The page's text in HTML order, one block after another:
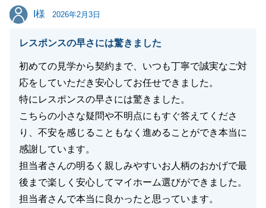
I様
I様 2026年2月3日
レスポンスの早さには驚きました
初めての見学から契約まで、いつも丁寧で誠実なご対
応をしていただき安心してお任せできました。
特にレスポンスの早さには驚きました。
こちらの小さな疑問や不明点にもすぐ答えてくださ
り、不安を感じることもなく進めることができ本当に
感謝しています。
担当者さんの明るく親しみやすいお人柄のおかげで最
後まで楽しく安心してマイホーム選びができました。
担当者さんで本当に良かったと思っています。